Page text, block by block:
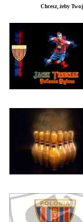
Chcesz, żeby